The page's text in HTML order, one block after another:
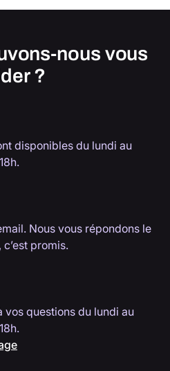
nous vous
?
disponibles du lundi au
Nous vous répondons le
promis.
vos questions du lundi au